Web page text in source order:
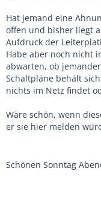
Hat jemand eine
offen und bisher liegt
Aufdruck der
Habe aber noch nicht
abwarten, ob
Schaltpläne behält
nichts im Netz findet
Wäre schön, wenn
er sie hier melden
Schönen Sonntag